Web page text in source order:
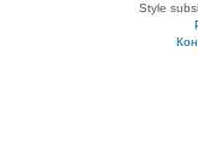
Style